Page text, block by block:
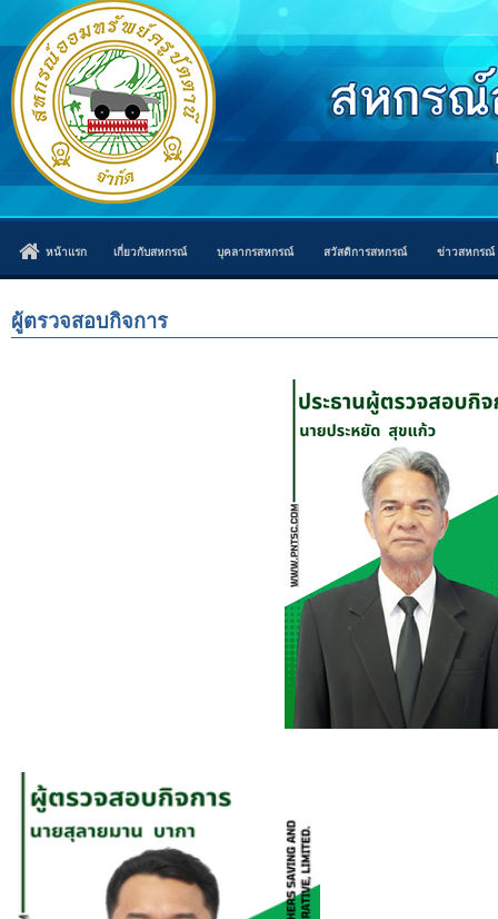
หน้าแรก เกี่ยวกับสหกรณ์ บุคลากรสหกรณ์ สวัสดิการสหกรณ์ ข่าวสหกรณ์
ผู้ตรวจสอบกิจการ